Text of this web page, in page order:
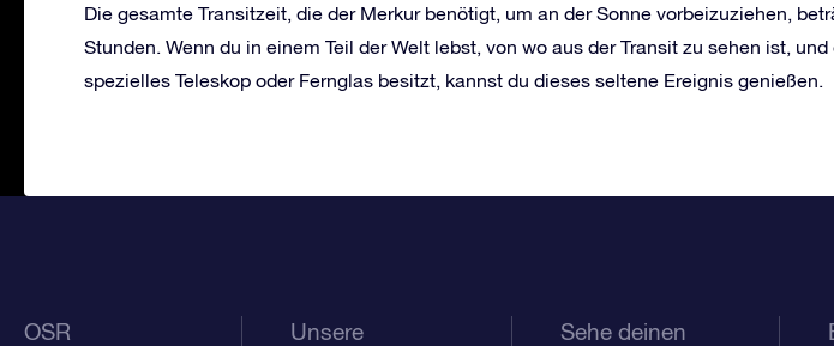
Die gesamte Transitzeit, die der Merkur benötigt, um an der Sonne vorbeizuziehen,
Stunden. Wenn du in einem Teil der Welt lebst, von wo aus der Transit zu sehen ist,
spezielles Teleskop oder Fernglas besitzt, kannst du dieses seltene Ereignis genießen.
OSR
Unsere
Sehe deinen